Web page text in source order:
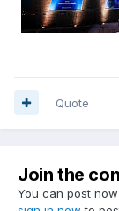
Quote
Join the
You can post